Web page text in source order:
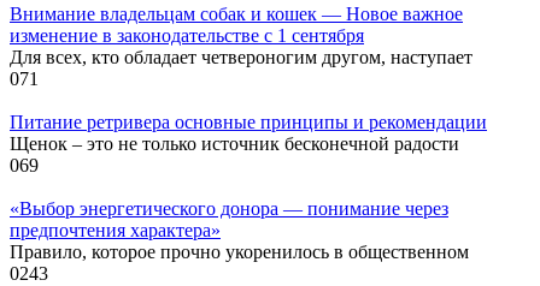
Внимание владельцам собак и кошек — Новое важное
изменение в законодательстве с 1 сентября
Для всех, кто обладает четвероногим другом, наступает
071
Питание ретривера основные принципы и рекомендации
Щенок – это не только источник бесконечной радости
069
«Выбор энергетического донора — понимание через
предпочтения характера»
Правило, которое прочно укоренилось в общественном
0243